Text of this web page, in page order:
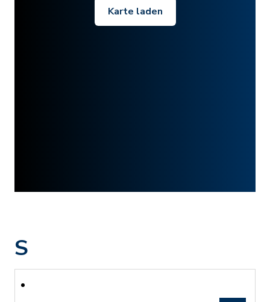
Karte laden
S